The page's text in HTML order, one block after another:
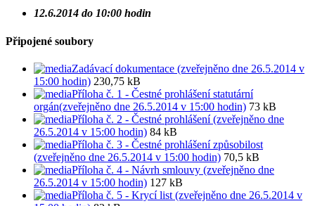
12.6.2014 do 10:00 hodin
Připojené soubory
Zadávací dokumentace (zveřejněno dne 26.5.2014 v
15:00 hodin) 230,75 kB
Příloha č. 1 - Čestné prohlášení statutární
orgán(zveřejněno dne 26.5.2014 v 15:00 hodin) 73 kB
Příloha č. 2 - Čestné prohlášení (zveřejněno dne
26.5.2014 v 15:00 hodin) 84 kB
Příloha č. 3 - Čestné prohlášení způsobilost
(zveřejněno dne 26.5.2014 v 15:00 hodin) 70,5 kB
Příloha č. 4 - Návrh smlouvy (zveřejněno dne
26.5.2014 v 15:00 hodin) 127 kB
Příloha č. 5 - Krycí list (zveřejněno dne 26.5.2014 v